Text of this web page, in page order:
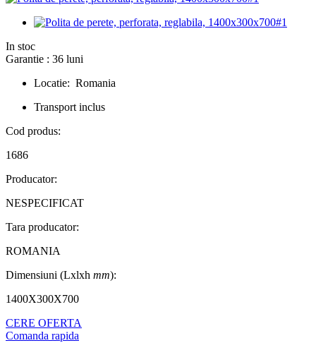
In stoc
Garantie : 36 luni
Locatie: Romania
Transport inclus
Cod produs:
1686
Producator:
NESPECIFICAT
Tara producator:
ROMANIA
Dimensiuni (Lxlxh mm):
1400X300X700
CERE OFERTA
Comanda rapida